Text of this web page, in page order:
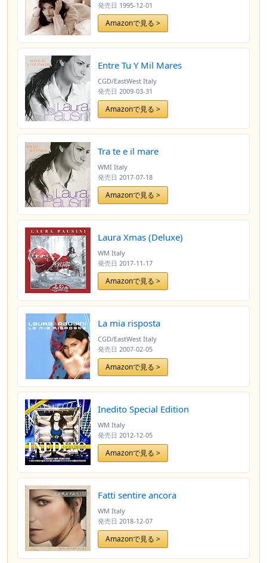
発売日 1995-12-01
Amazonで見る >
Entre Tu Y Mil Mares
CGD/EastWest Italy
発売日 2009-03-31
Amazonで見る >
Tra te e il mare
WMI Italy
発売日 2017-07-18
Amazonで見る >
Laura Xmas (Deluxe)
WM Italy
発売日 2017-11-17
Amazonで見る >
La mia risposta
CGD/EastWest Italy
発売日 2007-02-05
Amazonで見る >
Inedito Special Edition
WM Italy
発売日 2012-12-05
Amazonで見る >
Fatti sentire ancora
WM Italy
発売日 2018-12-07
Amazonで見る >